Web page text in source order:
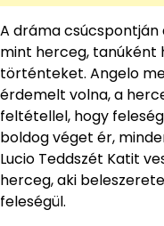
A dráma
mint herceg, tanúként
történteket. Angelo
érdemelt volna, a
feltétellel, hogy
boldog véget ér,
Lucio Teddszét Katit
herceg, aki
feleségül.